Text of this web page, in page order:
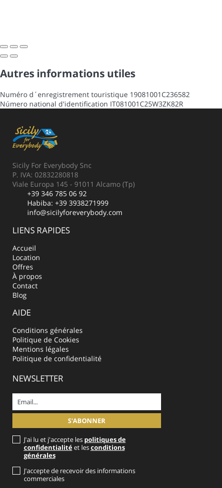
Autres informations utiles
Numéro d´enregistrement touristique 19081001C236582
Número national d'identification IT081001C25W3ZK82R
Sicily For Everybody Snc
P. IVA: 02832280818
Viale Europa 145 - 91011 Alcamo (Tp)
+39 346 785 06 92
Habiba: +39 3938271999
info@sicilyforeverybody.com
LIENS RAPIDES
Accueil
Location
Offres
À propos
Contact
Blog
AIDE
Conditions générales
Politique de Cookies
Mentions légales
Politique de confidentialité
NEWSLETTER
J'ai lu et j'accepte les politiques de
confidentialitéet lesconditions
générales
J'accepte de recevoir des informations
commerciales